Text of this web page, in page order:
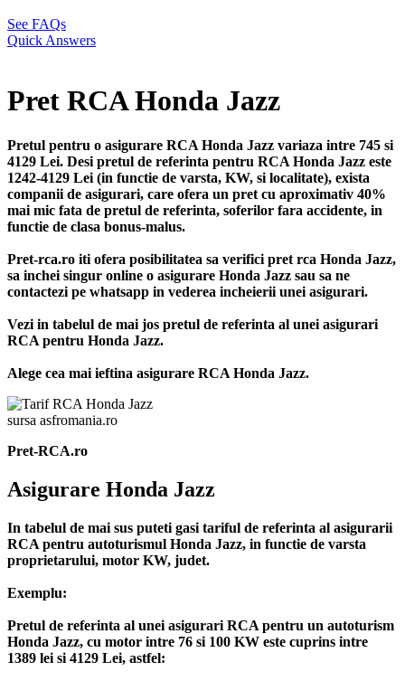
See FAQs
Quick Answers
Pret RCA Honda Jazz
Pretul pentru o asigurare RCA Honda Jazz variaza intre 745 si
4129 Lei. Desi pretul de referinta pentru RCA Honda Jazz este
1242-4129 Lei (in functie de varsta, KW, si localitate), exista
companii de asigurari, care ofera un pret cu aproximativ 40%
mai mic fata de pretul de referinta, soferilor fara accidente, in
functie de clasa bonus-malus.
Pret-rca.ro iti ofera posibilitatea sa verifici pret rca Honda Jazz,
sa inchei singur online o asigurare Honda Jazz sau sa ne
contactezi pe whatsapp in vederea incheierii unei asigurari.
Vezi in tabelul de mai jos pretul de referinta al unei asigurari
RCA pentru Honda Jazz.
Alege cea mai ieftina asigurare RCA Honda Jazz.
sursa asfromania.ro
Pret-RCA.ro
Asigurare Honda Jazz
In tabelul de mai sus puteti gasi tariful de referinta al asigurarii
RCA pentru autoturismul Honda Jazz, in functie de varsta
proprietarului, motor KW, judet.
Exemplu:
Pretul de referinta al unei asigurari RCA pentru un autoturism
Honda Jazz, cu motor intre 76 si 100 KW este cuprins intre
1389 lei si 4129 Lei, astfel: